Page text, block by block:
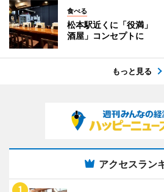
食べる
松本駅近くに「役満」
酒屋」コンセプトに
もっと見る
アクセスラン